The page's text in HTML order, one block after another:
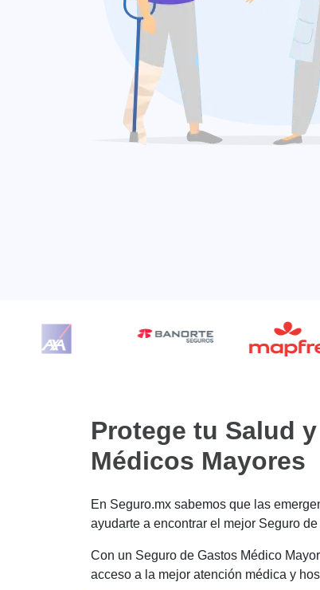
Protege tu Salud
Médicos Mayores
En Seguro.mx sabemos que las
ayudarte a encontrar el mejor Seguro
Con un Seguro de Gastos Médico
acceso a la mejor atención médica y